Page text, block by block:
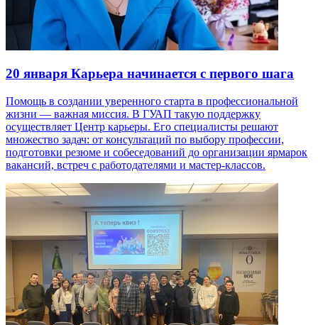
20 января Карьера начинается с первого шага
Помощь в создании уверенного старта в профессиональной
жизни — важная миссия. В ГУАП такую поддержку
осуществляет Центр карьеры. Его специалисты решают
множество задач: от консультаций по выбору профессии,
подготовки резюме и собеседований до организации ярмарок
вакансий, встреч с работодателями и мастер-классов.